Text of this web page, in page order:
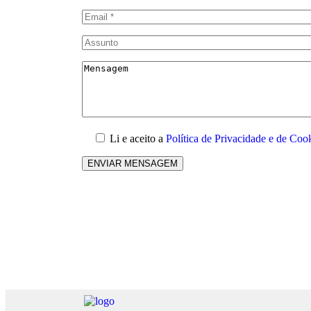
Li e aceito a Política de Privacidade e de
ENVIAR MENSAGEM